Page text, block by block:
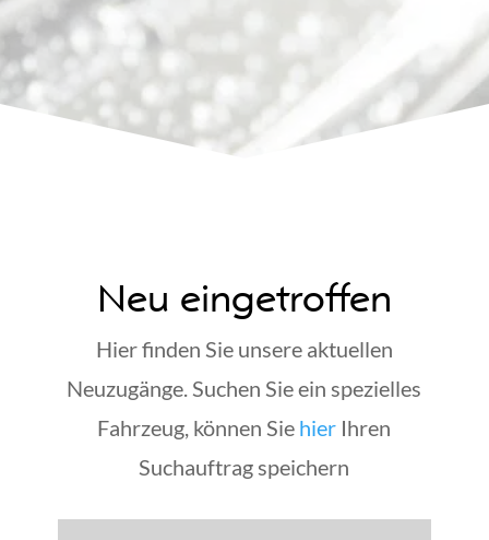
Neu eingetroffen
Hier finden Sie unsere aktuellen
Neuzugänge. Suchen Sie ein spezielles
Fahrzeug, können Sie hier Ihren
Suchauftrag speichern